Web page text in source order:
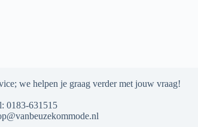
we helpen je graag verder met jouw vraag!
0183-631515